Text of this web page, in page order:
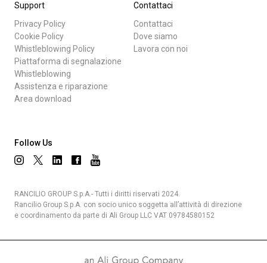
Support
Privacy Policy
Cookie Policy
Whistleblowing Policy
Piattaforma di segnalazione
Whistleblowing
Assistenza e riparazione
Area download
Contattaci
Contattaci
Dove siamo
Lavora con noi
Follow Us
RANCILIO GROUP S.p.A.- Tutti i diritti riservati 2024.
Rancilio Group S.p.A. con socio unico soggetta all’attività di direzione
e coordinamento da parte di Ali Group LLC VAT 09784580152